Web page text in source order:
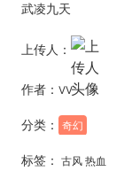
武凌九天
上传人：
作者： VV
分类： 奇幻
标签： 古风 热血